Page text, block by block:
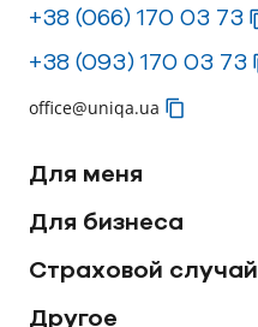
+38 (066) 170 03 73
+38 (093) 170 03 73
office@uniqa.ua
Для меня
Для бизнеса
Страховой случай
Другое